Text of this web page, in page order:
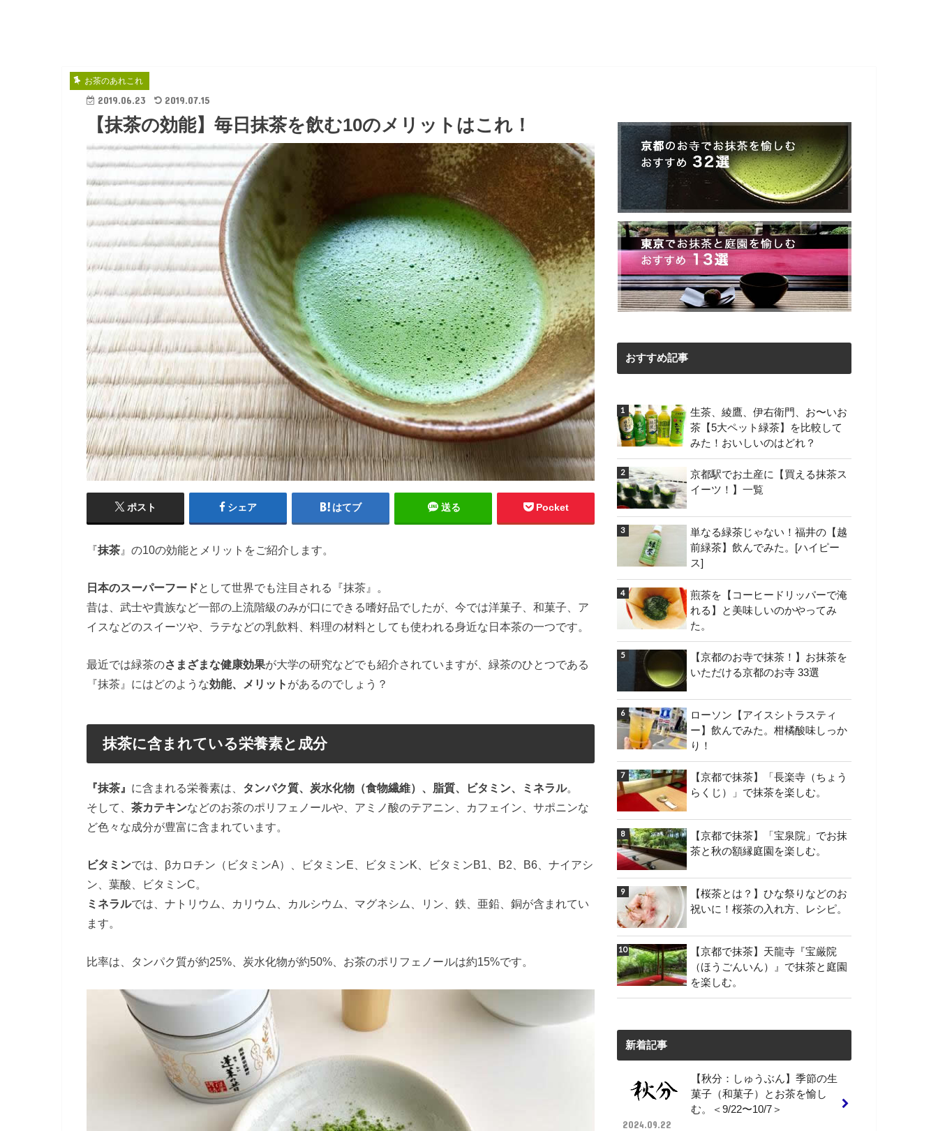
お茶のあれこれ
2019.06.23 2019.07.15
【抹茶の効能】毎日抹茶を飲む10のメリットはこれ！
ポスト シェア はてブ 送る Pocket
『抹茶 』の10の効能とメリットをご紹介します。
日本のスーパーフードとして世界でも注目される『抹茶』。
昔は、武士や貴族など一部の上流階級のみが口にできる嗜好品でしたが、今では洋菓子、和菓子、ア
イスなどのスイーツや、ラテなどの乳飲料、料理の材料としても使われる身近な日本茶の一つです。
最近では緑茶のさまざまな健康効果が大学の研究などでも紹介されていますが、緑茶のひとつである
『抹茶』にはどのような効能、メリット があるのでしょう？
抹茶に含まれている栄養素と成分
『抹茶』 に含まれる栄養素は、 タンパク質、炭水化物（食物繊維）、脂質、ビタミン、ミネラル。
そして、 茶カテキンなどのお茶のポリフェノールや、アミノ酸のテアニン、カフェイン、サポニンな
ど色々な成分が豊富に含まれています。
ビタミンでは、βカロチン（ビタミンA）、ビタミンE、ビタミンK、ビタミンB1、B2、B6、ナイアシ
ン、葉酸、ビタミンC。
ミネラルでは、ナトリウム、カリウム、カルシウム、マグネシム、リン、鉄、亜鉛、銅が含まれてい
ます。
比率は、タンパク質が約25%、炭水化物が約50%、お茶のポリフェノールは約15%です。
おすすめ記事
生茶、綾鷹、伊右衛門、お〜いお
茶【5大ペット緑茶】を比較して
みた！おいしいのはどれ？
京都駅でお土産に【買える抹茶ス
イーツ！】一覧
単なる緑茶じゃない！福井の【越
前緑茶】飲んでみた。[ハイピー
ス]
煎茶を【コーヒードリッパーで淹
れる】と美味しいのかやってみ
た。
【京都のお寺で抹茶！】お抹茶を
いただける京都のお寺 33選
ローソン【アイスシトラスティ
ー】飲んでみた。柑橘酸味しっか
り！
【京都で抹茶】「長楽寺（ちょう
らくじ）」で抹茶を楽しむ。
【京都で抹茶】「宝泉院」でお抹
茶と秋の額縁庭園を楽しむ。
【桜茶とは？】ひな祭りなどのお
祝いに！桜茶の入れ方、レシピ。
【京都で抹茶】天龍寺『宝厳院
（ほうごんいん）』で抹茶と庭園
を楽しむ。
新着記事
【秋分：しゅうぶん】季節の生
菓子（和菓子）とお茶を愉し
む。＜9/22〜10/7＞
2024.09.22